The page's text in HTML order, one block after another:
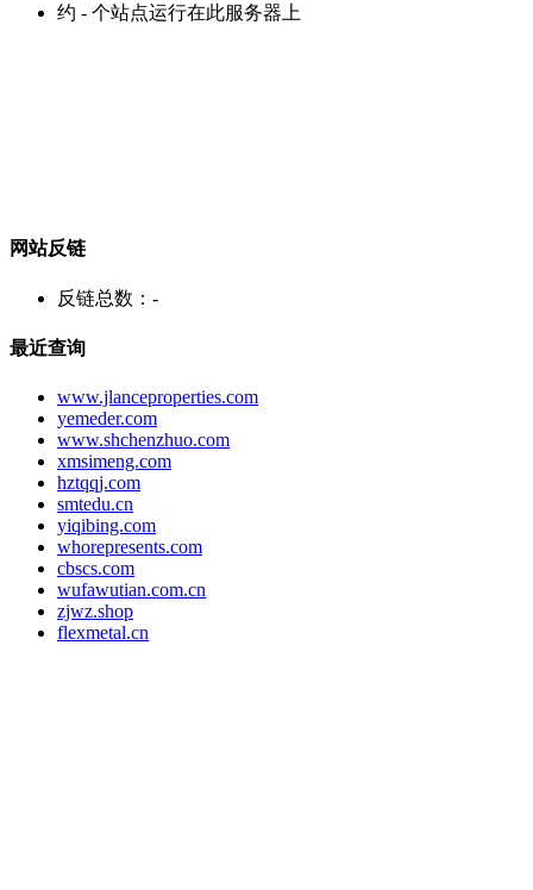
约 - 个站点运行在此服务器上
网站反链
反链总数： -
最近查询
www.jlanceproperties.com
yemeder.com
www.shchenzhuo.com
xmsimeng.com
hztqqj.com
smtedu.cn
yiqibing.com
whorepresents.com
cbscs.com
wufawutian.com.cn
zjwz.shop
flexmetal.cn